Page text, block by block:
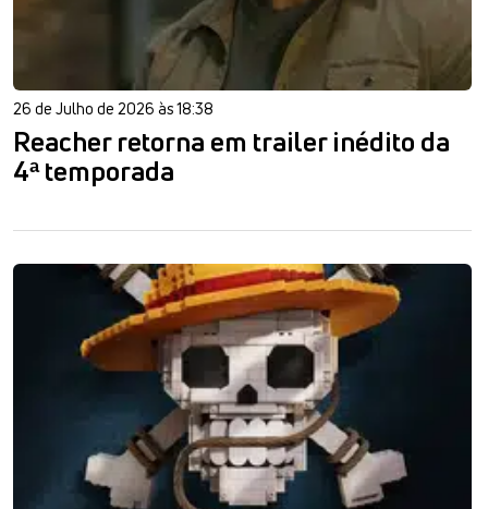
26 de Julho de 2026 às 18:38
Reacher retorna em trailer inédito da
4ª temporada